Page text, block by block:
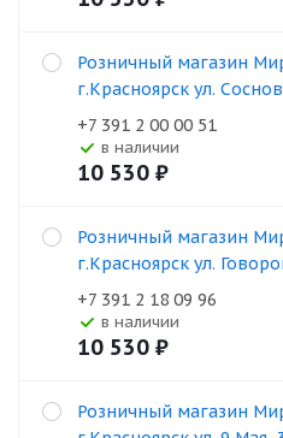
Розничный магазин
г.Красноярск ул.
+7 391 2 00 00 51
В наличии
10 530 ₽
Розничный магазин
г.Красноярск ул.
+7 391 2 18 09 96
В наличии
10 530 ₽
Розничный магазин